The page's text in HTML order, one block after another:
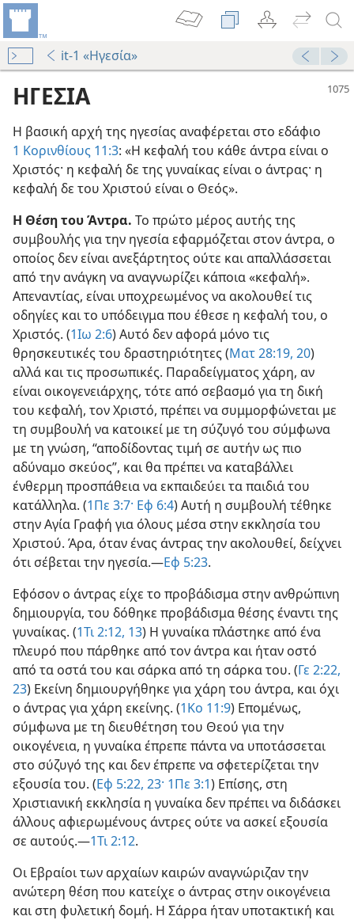
it-1 «Ηγεσία»
Σπιτιού;
ΗΓΕΣΙΑ
Η βασική αρχή της ηγεσίας αναφέρεται στο εδάφιο
1 Κορινθίους 11:3: «Η κεφαλή του κάθε άντρα είναι ο
Χριστός· η κεφαλή δε της γυναίκας είναι ο άντρας· η
κεφαλή δε του Χριστού είναι ο Θεός».
Η Θέση του Άντρα. Το πρώτο μέρος αυτής της
συμβουλής για την ηγεσία εφαρμόζεται στον άντρα, ο
οποίος δεν είναι ανεξάρτητος ούτε και απαλλάσσεται
από την ανάγκη να αναγνωρίζει κάποια «κεφαλή».
Απεναντίας, είναι υποχρεωμένος να ακολουθεί τις
οδηγίες και το υπόδειγμα που έθεσε η κεφαλή του, ο
Χριστός. (1Ιω 2:6) Αυτό δεν αφορά μόνο τις
θρησκευτικές του δραστηριότητες (Ματ 28:19, 20)
αλλά και τις προσωπικές. Παραδείγματος χάρη, αν
είναι οικογενειάρχης, τότε από σεβασμό για τη δική
του κεφαλή, τον Χριστό, πρέπει να συμμορφώνεται με
τη συμβουλή να κατοικεί με τη σύζυγό του σύμφωνα
με τη γνώση, “αποδίδοντας τιμή σε αυτήν ως πιο
αδύναμο σκεύος”, και θα πρέπει να καταβάλλει
ένθερμη προσπάθεια να εκπαιδεύει τα παιδιά του
κατάλληλα. (1Πε 3:7· Εφ 6:4) Αυτή η συμβουλή τέθηκε
στην Αγία Γραφή για όλους μέσα στην εκκλησία του
Χριστού. Άρα, όταν ένας άντρας την ακολουθεί, δείχνει
ότι σέβεται την ηγεσία.—Εφ 5:23.
Εφόσον ο άντρας είχε το προβάδισμα στην ανθρώπινη
δημιουργία, του δόθηκε προβάδισμα θέσης έναντι της
γυναίκας. (1Τι 2:12, 13) Η γυναίκα πλάστηκε από ένα
πλευρό που πάρθηκε από τον άντρα και ήταν οστό
από τα οστά του και σάρκα από τη σάρκα του. (Γε 2:22,
23) Εκείνη δημιουργήθηκε για χάρη του άντρα, και όχι
ο άντρας για χάρη εκείνης. (1Κο 11:9) Επομένως,
σύμφωνα με τη διευθέτηση του Θεού για την
οικογένεια, η γυναίκα έπρεπε πάντα να υποτάσσεται
στο σύζυγό της και δεν έπρεπε να σφετερίζεται την
εξουσία του. (Εφ 5:22, 23· 1Πε 3:1) Επίσης, στη
Χριστιανική εκκλησία η γυναίκα δεν πρέπει να διδάσκει
άλλους αφιερωμένους άντρες ούτε να ασκεί εξουσία
σε αυτούς.—1Τι 2:12.
Οι Εβραίοι των αρχαίων καιρών αναγνώριζαν την
ανώτερη θέση που κατείχε ο άντρας στην οικογένεια
και στη φυλετική δομή. Η Σάρρα ήταν υποτακτική και